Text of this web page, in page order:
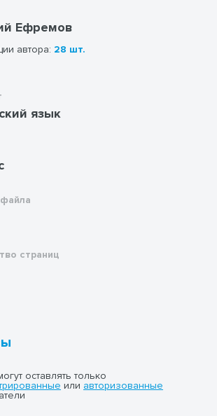
Ефремов
автора: 28 шт.
язык
страниц
оставлять только
или авторизованные